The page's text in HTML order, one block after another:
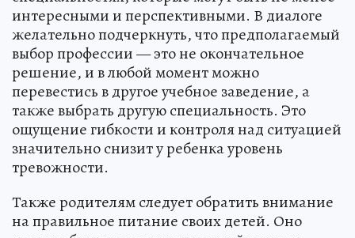
интересными и перспективными. В диалоге
желательно подчеркнуть, что предполагаемый
выбор профессии — это не окончательное
решение, и в любой момент можно
перевестись в другое учебное заведение, а
также выбрать другую специальность. Это
ощущение гибкости и контроля над ситуацией
значительно снизит у ребенка уровень
тревожности.
Также родителям следует обратить внимание
на правильное питание своих детей. Оно